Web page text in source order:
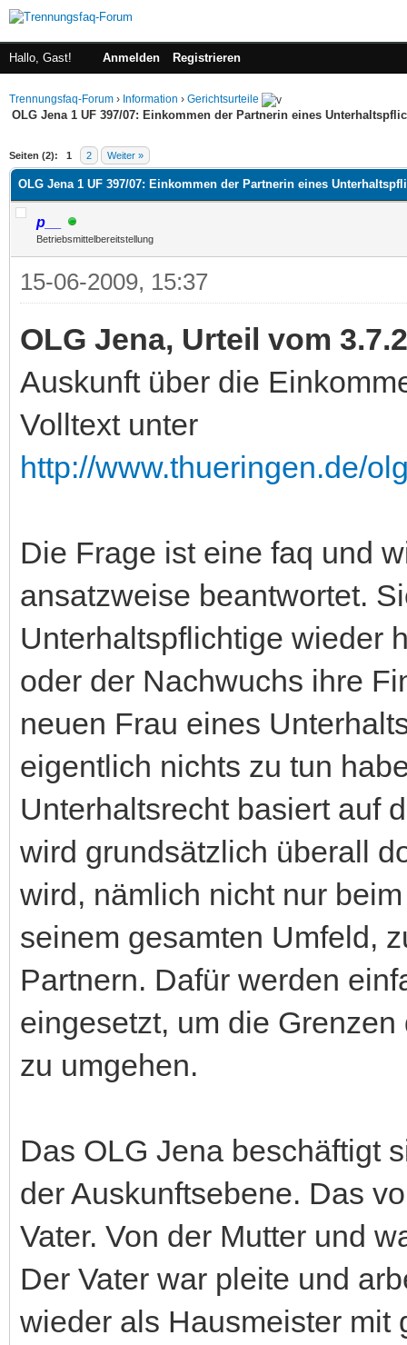
Hallo, Gast! Anmelden Registrieren
Trennungsfaq-Forum › Information › Gerichtsurteile
OLG Jena 1 UF 397/07: Einkommen der Partnerin eines
Seiten (2): 1 2 Weiter »
Durchschnitt
OLG Jena 1 UF 397/07: Einkommen der Partnerin eines
p__
Betriebsmittelbereitstellung
15-06-2009, 15:37
OLG Jena, Urteil vom
Auskunft über die
Volltext unter
http://www.thueringen.de/
Die Frage ist eine faq und
ansatzweise beantwortet.
Unterhaltspflichtige wieder
oder der Nachwuchs ihre
neuen Frau eines
eigentlich nichts zu tun
Unterhaltsrecht basiert auf
wird grundsätzlich überall
wird, nämlich nicht nur
seinem gesamten Umfeld,
Partnern. Dafür werden
eingesetzt, um die
zu umgehen.
Das OLG Jena beschäftigt
der Auskunftsebene. Das
Vater. Von der Mutter und
Der Vater war pleite und
wieder als Hausmeister mit